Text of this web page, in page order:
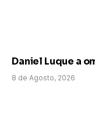
Daniel Luque a
8 de Agosto, 2026